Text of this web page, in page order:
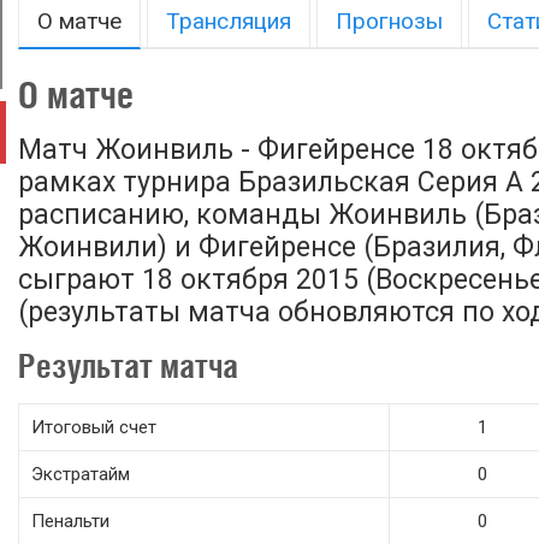
О матче Трансляция Прогнозы
О матче
Матч Жоинвиль - Фигейренсе 18
рамках турнира Бразильская Серия А
расписанию, команды Жоинвиль
Жоинвили) и Фигейренсе (Бразилия,
сыграют 18 октября 2015
(результаты матча обновляются по
Результат матча
Итоговый счет 1
Экстратайм 0
Пенальти 0